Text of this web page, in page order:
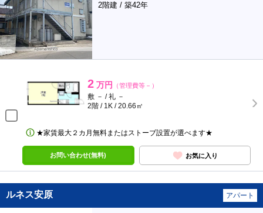
2階建 / 築42年
2 万円 （管理費等－）
敷 － / 礼 －
2階 / 1K / 20.66㎡
★家賃最大２カ月無料またはストーブ設置が選べます★
お問い合わせ(無料) お気に入り
ルネス安原 アパート